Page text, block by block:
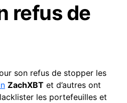
refus de
son refus de stopper les
ZachXBT et d’autres ont
les portefeuilles et